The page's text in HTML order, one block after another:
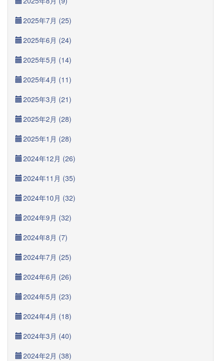
2025年7月 (25)
2025年6月 (24)
2025年5月 (14)
2025年4月 (11)
2025年3月 (21)
2025年2月 (28)
2025年1月 (28)
2024年12月 (26)
2024年11月 (35)
2024年10月 (32)
2024年9月 (32)
2024年8月 (7)
2024年7月 (25)
2024年6月 (26)
2024年5月 (23)
2024年4月 (18)
2024年3月 (40)
2024年2月 (38)